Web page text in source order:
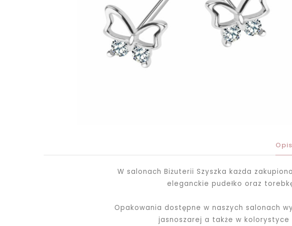
Opis
W salonach Biżuterii Szyszka każda
eleganckie pudełko oraz
Opakowania dostępne w naszych salonach
jasnoszarej a także w kolorystyce